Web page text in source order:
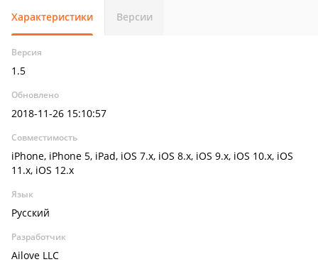
Характеристики Версии
Версия
1.5
Обновлено
2018-11-26 15:10:57
Совместимость
iPhone, iPhone 5, iPad, iOS 7.x, iOS 8.x, iOS 9.x, iOS 10.x, iOS
11.x, iOS 12.x
Язык
Русский
Разработчик
Ailove LLC